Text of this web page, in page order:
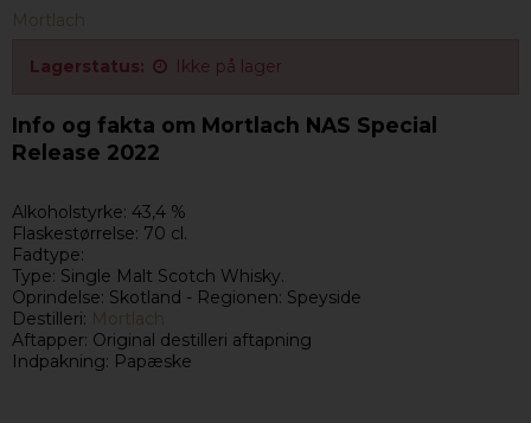
Mortlach
Lagerstatus: Ikke på lager
Info og fakta om Mortlach NAS Special
Release 2022
Alkoholstyrke: 43,4 %
Flaskestørrelse: 70 cl.
Fadtype:
Type: Single Malt Scotch Whisky.
Oprindelse: Skotland - Regionen: Speyside
Destilleri: Mortlach
Aftapper: Original destilleri aftapning
Indpakning: Papæske